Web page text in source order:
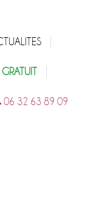
06 32 63 89 09